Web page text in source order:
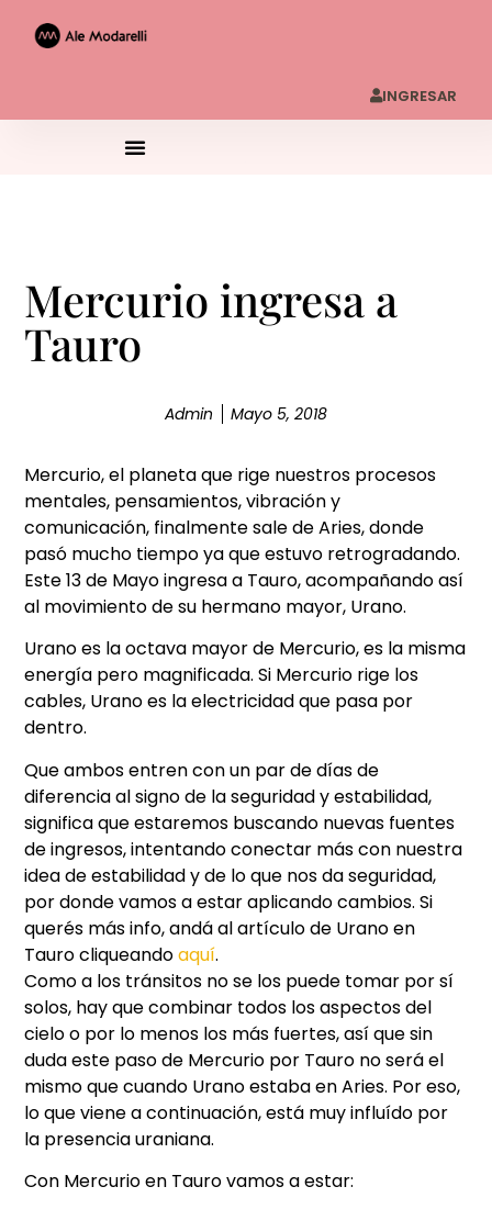
INGRESAR
Mercurio ingresa a
Tauro
Admin Mayo 5, 2018
Mercurio, el planeta que rige nuestros procesos
mentales, pensamientos, vibración y
comunicación, finalmente sale de Aries, donde
pasó mucho tiempo ya que estuvo retrogradando.
Este 13 de Mayo ingresa a Tauro, acompañando así
al movimiento de su hermano mayor, Urano.
Urano es la octava mayor de Mercurio, es la misma
energía pero magnificada. Si Mercurio rige los
cables, Urano es la electricidad que pasa por
dentro.
Que ambos entren con un par de días de
diferencia al signo de la seguridad y estabilidad,
significa que estaremos buscando nuevas fuentes
de ingresos, intentando conectar más con nuestra
idea de estabilidad y de lo que nos da seguridad,
por donde vamos a estar aplicando cambios. Si
querés más info, andá al artículo de Urano en
Tauro cliqueandoaquí.
Como a los tránsitos no se los puede tomar por sí
solos, hay que combinar todos los aspectos del
cielo o por lo menos los más fuertes, así que sin
duda este paso de Mercurio por Tauro no será el
mismo que cuando Urano estaba en Aries. Por eso,
lo que viene a continuación, está muy influído por
la presencia uraniana.
Con Mercurio en Tauro vamos a estar: